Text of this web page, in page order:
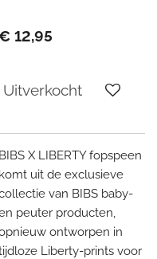
12,95
Uitverkocht
BIBS X LIBERTY fopspeen
komt uit de exclusieve
van BIBS baby-
peuter producten,
ontworpen in
Liberty-prints voor